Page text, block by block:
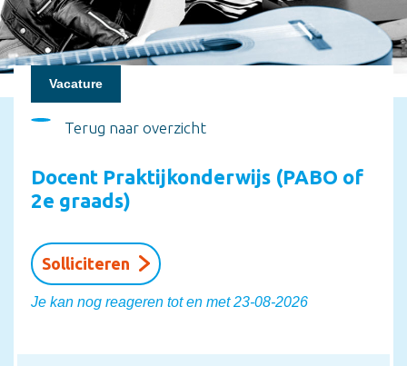
Vacature
Terug naar overzicht
Docent Praktijkonderwijs (PABO of
2e graads)
Solliciteren
Je kan nog reageren tot en met 23-08-2026